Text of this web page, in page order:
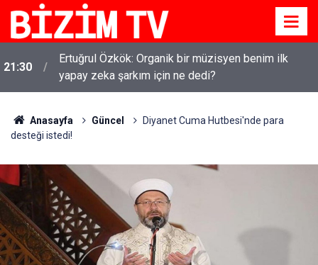
21:30
Ertuğrul Özkök: Organik bir müzisyen benim ilk
yapay zeka şarkım için ne dedi?
Anasayfa Güncel
Diyanet Cuma Hutbesi'nde para
desteği istedi!